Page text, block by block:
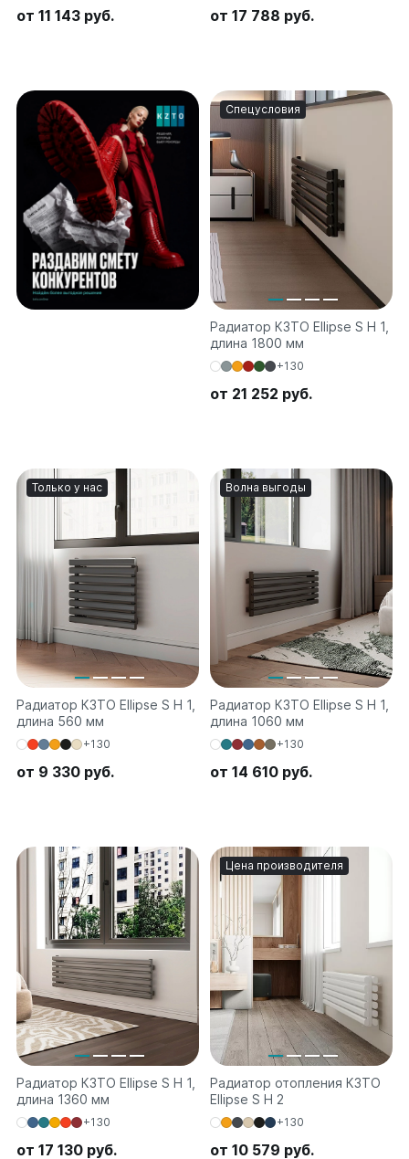
Гармония
Гармония 1, 2
Гармония С40
Гармония C25 N
Гармония А40
Гармония А25 N
Гармония А20
РС и РСК
Quadrum
Quadrum 30 H
Quadrum 30 V
Quadrum 40 H
Quadrum 40 V
Quadrum 50 H
Quadrum 50 V
Quadrum 60 H
Quadrum 60 V
Quadrum NEO
Quadrum Neo 50 H
Завалинка Гармония
Завалинка РС
Зеркала
Зеркало А40
Зеркало Г
Зеркало П
Зеркало С
от 11 143 руб. от 17 788 руб.
Спецусловия
Радиатор КЗТО Ellipse S H 1,
длина 1800 мм
+130
от 21 252 руб.
Только у нас
Радиатор КЗТО Ellipse S H 1,
длина 560 мм
+130
от 9 330 руб.
Волна выгоды
Радиатор КЗТО Ellipse S H 1,
длина 1060 мм
+130
от 14 610 руб.
Радиатор КЗТО Ellipse S H 1,
длина 1360 мм
+130
от 17 130 руб.
Цена производителя
Радиатор отопления КЗТО
Ellipse S H 2
+130
от 10 579 руб.